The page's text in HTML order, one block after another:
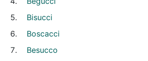
Bisucci
Boscacci
Besucco